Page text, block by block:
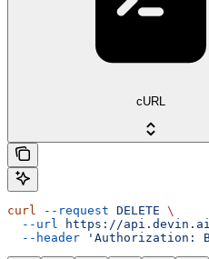
cURL
curl --request DELETE \
  --url
https://
  --header
'Authorization: